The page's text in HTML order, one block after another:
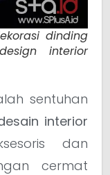
dinding
interior
sentuhan
interior
dan
cermat